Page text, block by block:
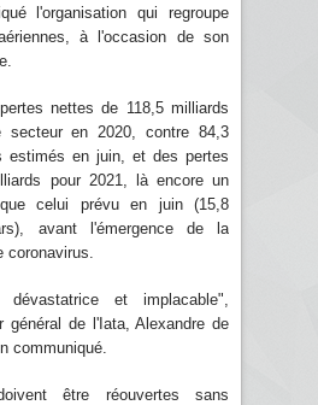
l'organisation qui regroupe
à l'occasion de son
nettes de 118,5 milliards
secteur en 2020, contre 84,3
estimés en juin, et des pertes
pour 2021, là encore un
celui prévu en juin (15,8
avant l'émergence de la
coronavirus.
et implacable",
général de l'Iata, Alexandre de
communiqué.
être réouvertes sans